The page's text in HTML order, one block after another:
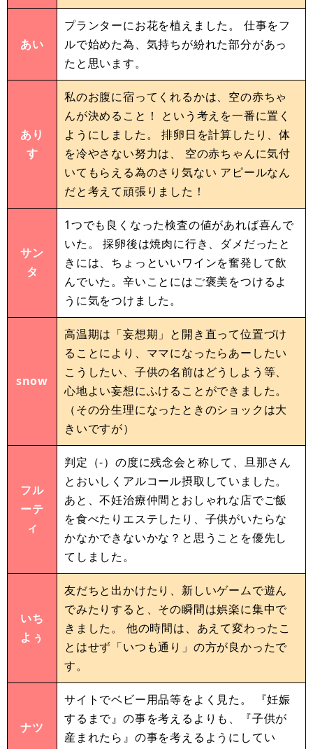
あい
プランターにお花を植えました。 仕事をフ
ルで始めた為、気持ちが紛れた部分があっ
たと思います。
あり
す
私のお腹に宿ってくれるかは、空の赤ちゃ
んが決めること！ という考えを一番に置く
ようにしました。 排卵日を計算したり、体
を冷やさない努力は、 空の赤ちゃんに気付
いてもらえる為のさり気ない アピールなん
だと考えて頑張りました！
サン
タ
1つでも良くなった検査の値があれば喜んで
いた。 採卵後は焼肉に行き、ダメだったと
きには、ちょっといいワインを奮発して飲
んでいた。辛いことにはご褒美をつけるよ
うに気をつけました。
snow
高温期は「妄想期」と開き直って位置づけ
ることにより、ママになったらあーしたい
こうしたい、子供の名前はどうしよう等、
心地よい妄想にふけることができました。
（その分生理になったときのショックは大
きいですが）
フル
ーテ
ィ
判定（-）の度に残念会と称して、旦那さん
とおいしくアルコール摂取していました。
あと、不妊治療仲間とおしゃれな店でご飯
を食べたりエステしたり、子供がいたらな
かなかできないかな？と思うことを優先し
てしました。
いち
よぅ
友だちと出かけたり、新しいゲームで遊ん
でみたりすると、その瞬間は娯楽に集中で
きました。 他の時間は、あえて変わったこ
とはせず「いつも通り」の方が良かったで
す。
ナツ
サイトでベビー用品等をよく見た。 『妊娠
するまで』の事を考えるよりも、『子供が
産まれたら』の事を考えるようにしてい